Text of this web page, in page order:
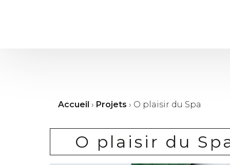
Accueil › Projets › O plaisir du Spa
O plaisir du